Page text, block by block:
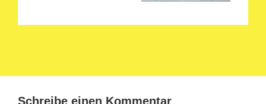
Schreibe einen Kommentar